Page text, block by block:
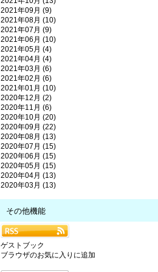
2021年09月 (9)
2021年08月 (10)
2021年07月 (9)
2021年06月 (10)
2021年05月 (4)
2021年04月 (4)
2021年03月 (6)
2021年02月 (6)
2021年01月 (10)
2020年12月 (2)
2020年11月 (6)
2020年10月 (20)
2020年09月 (22)
2020年08月 (13)
2020年07月 (15)
2020年06月 (15)
2020年05月 (15)
2020年04月 (13)
2020年03月 (13)
その他機能
ゲストブック
ブラウザのお気に入りに追加